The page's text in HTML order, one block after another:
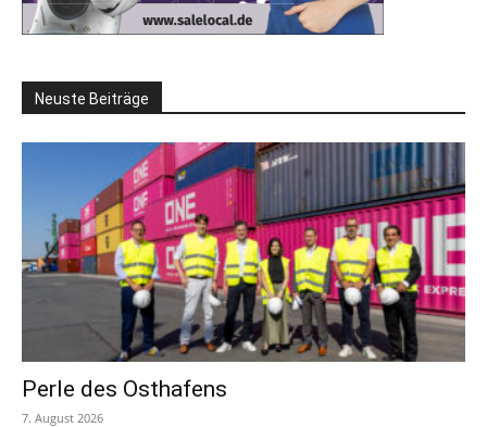
Neuste Beiträge
Perle des Osthafens
7. August 2026